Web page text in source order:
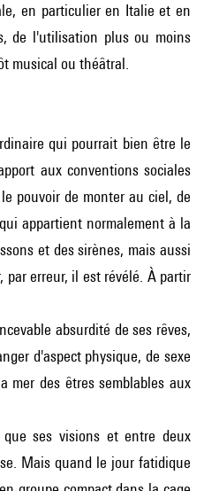
en particulier en Italie et en
de l'utilisation plus ou moins
musical ou théâtral.
qui pourrait bien être le
aux conventions sociales
pouvoir de monter au ciel, de
appartient normalement à la
et des sirènes, mais aussi
par erreur, il est révélé. À partir
absurdité de ses rêves,
d'aspect physique, de sexe
des êtres semblables aux
ses visions et entre deux
Mais quand le jour fatidique